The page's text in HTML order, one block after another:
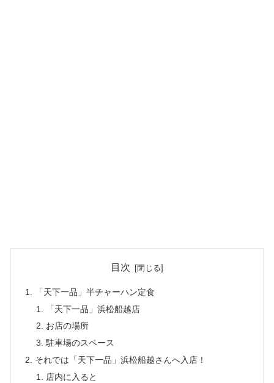
目次
「天下一品」半チャーハン定食
「天下一品」浜松船越店
お店の場所
駐車場のスペース
それでは「天下一品」浜松船越さんへ入店！
店内に入ると